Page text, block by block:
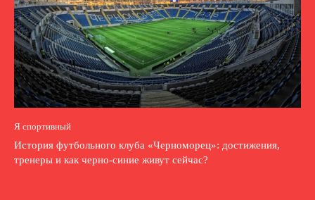
Я спортивный
История футбольного клуба «Черноморец»: достижения,
тренеры и как черно-синие живут сейчас?